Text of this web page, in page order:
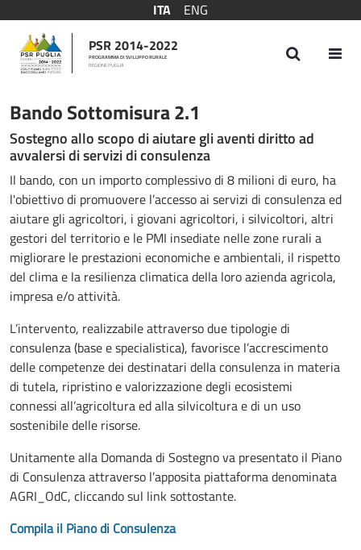
ITA
ENG
PSR 2014-2022
PROGRAMMA DI SVILUPPO RURALE
REGIONE PUGLIA
Bando Sottomisura 2.1
Bando Sottomisura 2.1
Sostegno allo scopo di aiutare gli aventi diritto ad
avvalersi di servizi di consulenza
Il bando, con un importo complessivo di 8 milioni di euro, ha
l'obiettivo di promuovere l’accesso ai servizi di consulenza ed
aiutare gli agricoltori, i giovani agricoltori, i silvicoltori, altri
gestori del territorio e le PMI insediate nelle zone rurali a
migliorare le prestazioni economiche e ambientali, il rispetto
del clima e la resilienza climatica della loro azienda agricola,
impresa e/o attività.
L’intervento, realizzabile attraverso due tipologie di
consulenza (base e specialistica), favorisce l’accrescimento
delle competenze dei destinatari della consulenza in materia
di tutela, ripristino e valorizzazione degli ecosistemi
connessi all’agricoltura ed alla silvicoltura e di un uso
sostenibile delle risorse.
Unitamente alla Domanda di Sostegno va presentato il Piano
di Consulenza attraverso l’apposita piattaforma denominata
AGRI_OdC, cliccando sul link sottostante.
Compila il Piano di Consulenza